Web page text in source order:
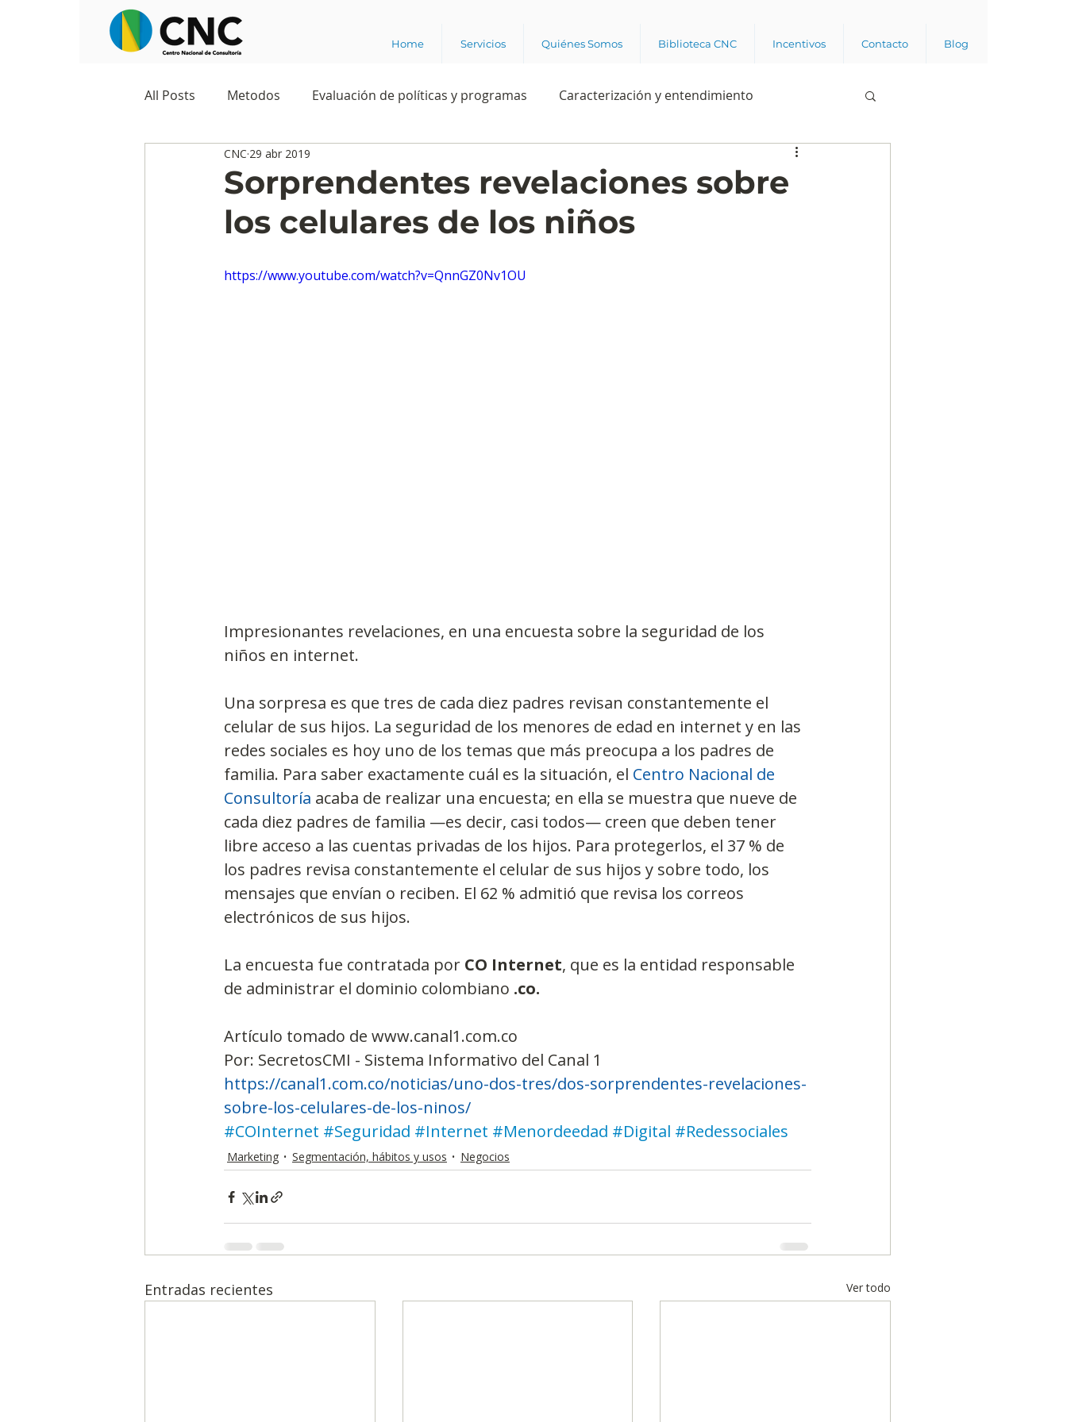
Home Servicios Quiénes Somos Biblioteca CNC Incentivos Contacto Blog
All Posts Metodos Evaluación de políticas y programas Caracterización y entendimiento
Observatorios sociales Business analytics
Predicciones y tendencias Rating Política Intención de voto
Marketing Cultura y ambiente laboral Experiencia del cliente
Sorprendentes revelaciones sobre
los celulares de los niños
CNC 29 abr 2019
https://www.youtube.com/watch?v=QnnGZ0Nv1OU
Impresionantes revelaciones, en una encuesta sobre la seguridad de los
niños en internet.
Una sorpresa es que tres de cada diez padres revisan constantemente el
celular de sus hijos. La seguridad de los menores de edad en internet y en las
redes sociales es hoy uno de los temas que más preocupa a los padres de
familia. Para saber exactamente cuál es la situación, el Centro Nacional de
Consultoría acaba de realizar una encuesta; en ella se muestra que nueve de
cada diez padres de familia —es decir, casi todos— creen que deben tener
libre acceso a las cuentas privadas de los hijos. Para protegerlos, el 37 % de
los padres revisa constantemente el celular de sus hijos y sobre todo, los
mensajes que envían o reciben. El 62 % admitió que revisa los correos
electrónicos de sus hijos.
La encuesta fue contratada por CO Internet, que es la entidad responsable
de administrar el dominio colombiano .co.
Artículo tomado de www.canal1.com.co
Por: SecretosCMI - Sistema Informativo del Canal 1
https://canal1.com.co/noticias/uno-dos-tres/dos-sorprendentes-revelaciones-
sobre-los-celulares-de-los-ninos/
#COInternet #Seguridad #Internet #Menordeedad #Digital #Redessociales
Marketing Segmentación, hábitos y usos Negocios
Entradas recientes Ver todo